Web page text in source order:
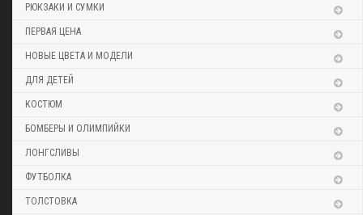
РЮКЗАКИ И СУМКИ
ПЕРВАЯ ЦЕНА
НОВЫЕ ЦВЕТА И МОДЕЛИ
ДЛЯ ДЕТЕЙ
КОСТЮМ
БОМБЕРЫ И ОЛИМПИЙКИ
ЛОНГСЛИВЫ
ФУТБОЛКА
ТОЛСТОВКА